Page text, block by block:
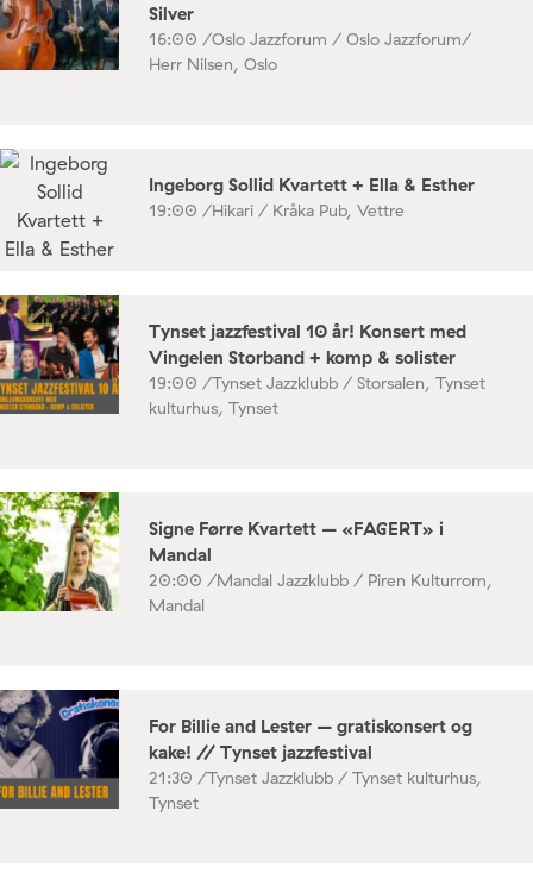
Silver
16:00 /Oslo Jazzforum / Oslo Jazzforum/
Herr Nilsen, Oslo
Ingeborg Sollid Kvartett + Ella & Esther
19:00 /Hikari / Kråka Pub, Vettre
Tynset jazzfestival 10 år! Konsert med
Vingelen Storband + komp & solister
19:00 /Tynset Jazzklubb / Storsalen, Tynset
kulturhus, Tynset
Signe Førre Kvartett – «FAGERT» i
Mandal
20:00 /Mandal Jazzklubb / Piren Kulturrom,
Mandal
For Billie and Lester – gratiskonsert og
kake! // Tynset jazzfestival
21:30 /Tynset Jazzklubb / Tynset kulturhus,
Tynset